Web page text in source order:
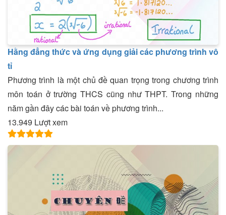
Hằng đẳng thức và ứng dụng giải các phương trình vô
tỉ
Phương trình là một chủ đề quan trọng trong chương trình
môn toán ở trường THCS cũng như THPT. Trong những
năm gần đây các bài toán về phương trình...
13.949 Lượt xem